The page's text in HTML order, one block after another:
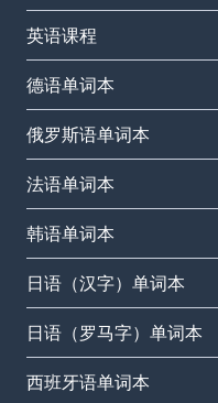
英语课程
德语单词本
俄罗斯语单词本
法语单词本
韩语单词本
日语（汉字）单词本
日语（罗马字）单词本
西班牙语单词本